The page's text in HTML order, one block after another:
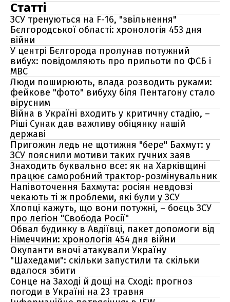
Статті
ЗСУ тренуються на F-16, "звільнення"
Бєлгородської області: хронологія 453 дня
війни
У центрі Бєлгорода пролунав потужний
вибух: повідомляють про прильоти по ФСБ і
МВС
Люди поширюють, влада розводить руками:
фейкове "фото" вибуху біля Пентагону стало
вірусним
Війна в Україні входить у критичну стадію, –
Ріші Сунак дав важливу обіцянку нашій
державі
Пригожин ледь не щотижня "бере" Бахмут: у
ЗСУ пояснили мотиви таких гучних заяв
Знаходить буквально все: як на Харківщині
працює саморобний трактор-розмінувальник
Напівоточення Бахмута: росіян невдовзі
чекають ті ж проблеми, які були у ЗСУ
Хлопці кажуть, що вони потужні, – боєць ЗСУ
про легіон "Свобода Росії"
Обвал будинку в Авдіївці, пакет допомоги від
Німеччини: хронологія 454 дня війни
Окупанти вночі атакували Україну
"Шахедами": скільки запустили та скільки
вдалося збити
Сонце на Заході й дощі на Сході: прогноз
погоди в Україні на 23 травня